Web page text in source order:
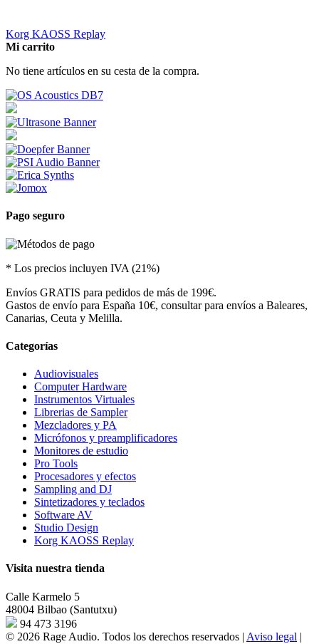
Korg KAOSS Replay
Mi carrito
No tiene artículos en su cesta de la compra.
Pago seguro
* Los precios incluyen IVA (21%)
Envíos GRATIS para pedidos de más de 199€.
Gastos de envío para España 10€, consultar para envíos a Baleares,
Canarias, Ceuta y Melilla.
Categorías
Audiovisuales
Computer Hardware
Instrumentos Virtuales
Librerias de Sampler
Mezcladores y PA
Micrófonos y preamplificadores
Monitores de estudio
Pro Tools
Procesadores y efectos
Sampling and DJ
Sintetizadores y teclados
Software AV
Studio Design
Korg KAOSS Replay
Visita nuestra tienda
Calle Karmelo 5
48004 Bilbao (Santutxu)
94 473 3196
© 2026 Rage Audio. Todos los derechos reservados | Aviso legal |